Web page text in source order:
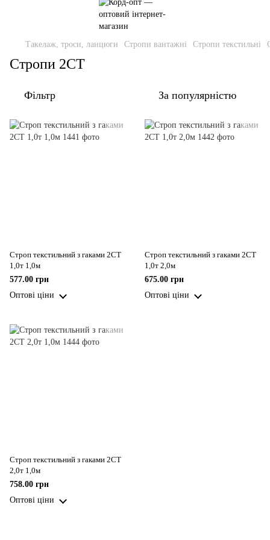
Такелаж, троси, ланцюги Стропи вантажні Стропи текстильні
Стропи 2СТ
Фільтр За популярністю
Строп текстильний з гаками 2СТ
1,0т 1,0м
577.00 грн
Оптові ціни
Строп текстильний з гаками 2СТ
1,0т 2,0м
675.00 грн
Оптові ціни
Строп текстильний з гаками 2СТ
2,0т 1,0м
758.00 грн
Оптові ціни